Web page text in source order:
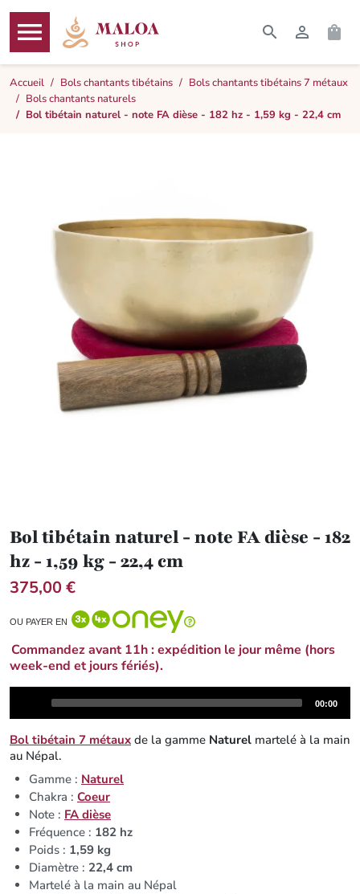

MENU
  
Accueil Bols chantants tibétains
Bols chantants tibétains 7 métaux
Bols chantants naturels
Bol tibétain naturel - note FA dièse - 182 hz - 1,59 kg - 22,4 cm
Bol tibétain naturel - note FA dièse - 182
hz - 1,59 kg - 22,4 cm
375,00 €
OU PAYER EN
Commandez avant 11h : expédition le jour même (hors
week-end et jours fériés).
Total
00:00
Bol tibétain 7 métaux de la gamme Naturel martelé à la main
au Népal.
Gamme : Naturel
Chakra : Coeur
Note : FA dièse
Fréquence : 182 hz
Poids : 1,59 kg
Diamètre : 22,4 cm
Martelé à la main au Népal